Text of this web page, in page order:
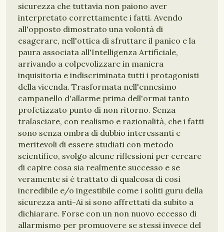
sicurezza che tuttavia non paiono aver
interpretato correttamente i fatti. Avendo
all'opposto dimostrato una volontà di
esagerare, nell'ottica di sfruttare il panico e la
paura associata all'Intelligenza Artificiale,
arrivando a colpevolizzare in maniera
inquisitoria e indiscriminata tutti i protagonisti
della vicenda. Trasformata nell'ennesimo
campanello d'allarme prima dell'ormai tanto
profetizzato punto di non ritorno. Senza
tralasciare, con realismo e razionalità, che i fatti
sono senza ombra di dubbio interessanti e
meritevoli di essere studiati con metodo
scientifico, svolgo alcune riflessioni per cercare
di capire cosa sia realmente successo e se
veramente si é trattato di qualcosa di così
incredibile e/o ingestibile come i soliti guru della
sicurezza anti-Ai si sono affrettati da subito a
dichiarare. Forse con un non nuovo eccesso di
allarmismo per promuovere se stessi invece del